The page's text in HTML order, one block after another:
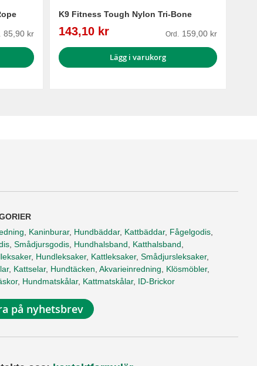
85,90 kr
K9 Fitness Tough Nylon Tri-Bone
Reapris
143,10 kr Ord. 159,00 kr
Lägg i varukorg
Kaninburar, Hundbäddar, Kattbäddar, Fågelgodis
Smådjursgodis Hundhalsband Katthalsband
, Hundleksaker, Kattleksaker, Smådjursleksaker,
, Kattselar, Hundtäcken Akvarieinredning Klösmöbler,
, Hundmatskålar, Kattmatskålar, ID-Brickor
på nyhetsbrev